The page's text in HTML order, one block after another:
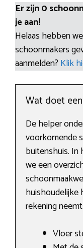
Er zijn 0
je aan!
Helaas hebben
schoonmakers
aanmelden? Klik
Wat doet
De helper
voorkomende
buitenshuis.
we een
huishoudelijke
rekening neemt:
Vloer